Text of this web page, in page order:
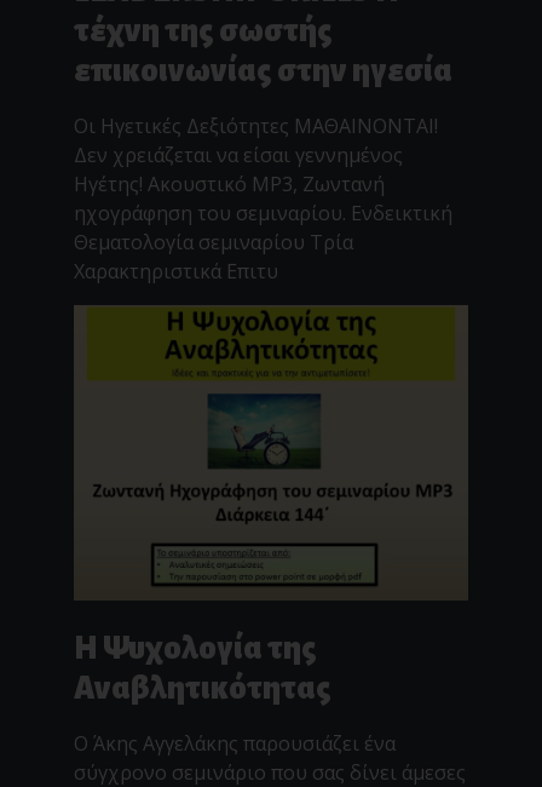
τέχνη της σωστής
επικοινωνίας στην ηγεσία
Οι Ηγετικές Δεξιότητες ΜΑΘΑΙΝΟΝΤΑΙ!
Δεν χρειάζεται να είσαι γεννημένος
Ηγέτης! Ακουστικό MP3, Ζωντανή
ηχογράφηση του σεμιναρίου. Ενδεικτική
Θεματολογία σεμιναρίου Τρία
Χαρακτηριστικά Επιτυ
Η Ψυχολογία της
Αναβλητικότητας
Ο Άκης Αγγελάκης παρουσιάζει ένα
σύγχρονο σεμινάριο που σας δίνει άμεσες